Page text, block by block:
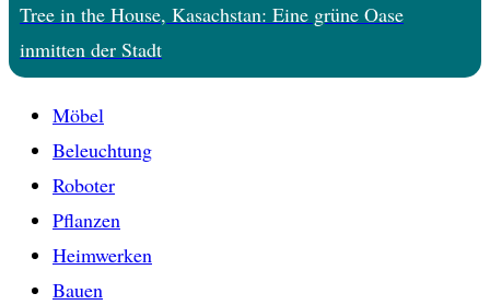
Tree in the House, Kasachstan: Eine grüne Oase
inmitten der Stadt
Möbel
Beleuchtung
Roboter
Pflanzen
Heimwerken
Bauen